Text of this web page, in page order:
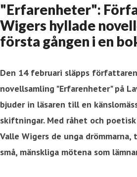
"Erfarenheter":
Wigers hyllade
första gången i en
Den 14 februari släpps
novellsamling "Erfarenheter" på
bjuder in läsaren till en
skiftningar. Med råhet och
Valle Wigers de unga drömmarna,
små, mänskliga mötena som